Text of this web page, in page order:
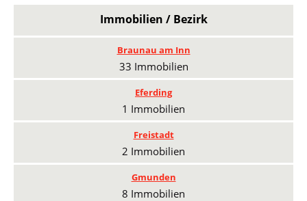
Immobilien / Bezirk
Braunau am Inn
33 Immobilien
Eferding
1 Immobilien
Freistadt
2 Immobilien
Gmunden
8 Immobilien